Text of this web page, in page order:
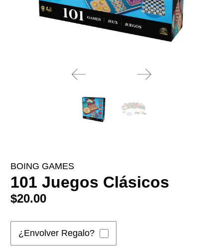
BOING GAMES
101 Juegos Clásicos
$20.00
¿Envolver Regalo?